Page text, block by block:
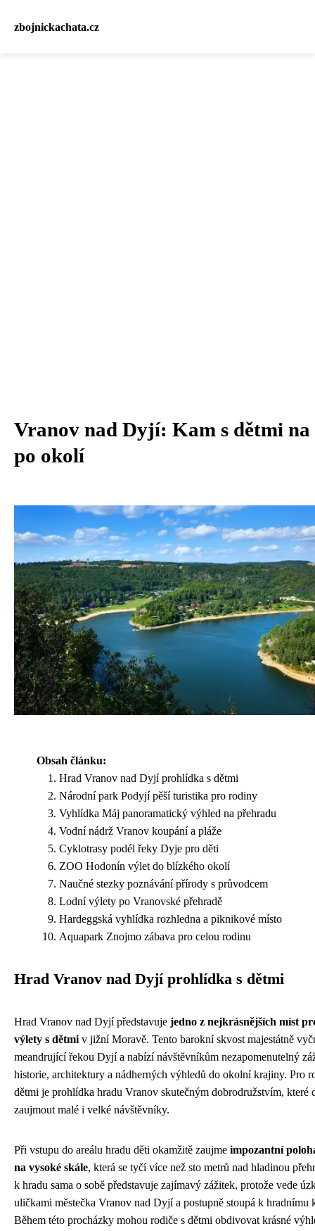
zbojnickachata.cz
Vranov nad Dyjí: Kam s dětmi
po okolí
Obsah článku:
Hrad Vranov nad Dyjí prohlídka s dětmi
Národní park Podyjí pěší turistika pro rodiny
Vyhlídka Máj panoramatický výhled na přehradu
Vodní nádrž Vranov koupání a pláže
Cyklotrasy podél řeky Dyje pro děti
ZOO Hodonín výlet do blízkého okolí
Naučné stezky poznávání přírody s průvodcem
Lodní výlety po Vranovské přehradě
Hardeggská vyhlídka rozhledna a piknikové místo
Aquapark Znojmo zábava pro celou rodinu
Hrad Vranov nad Dyjí prohlídka s dětmi
Hrad Vranov nad Dyjí představuje jedno z nejkrásnějších míst
výlety s dětmi v jižní Moravě. Tento barokní skvost majestátně
meandrující řekou Dyjí a nabízí návštěvníkům nezapomenutelný
historie, architektury a nádherných výhledů do okolní krajiny. Pro
dětmi je prohlídka hradu Vranov skutečným dobrodružstvím, které
zaujmout malé i velké návštěvníky.
Při vstupu do areálu hradu děti okamžitě zaujme impozantní
na vysoké skále, která se tyčí více než sto metrů nad hladinou
k hradu sama o sobě představuje zajímavý zážitek, protože vede
uličkami městečka Vranov nad Dyjí a postupně stoupá k hradnímu
Během této procházky mohou rodiče s dětmi obdivovat krásné